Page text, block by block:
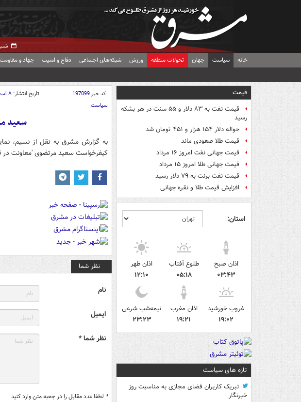
شنبه ۱۷
خانه سیاست جهان تحولات منطقه ورزش شبکه‌های اجتماعی دفاع و امنیت جهاد و مقاومت
قیمت
قیمت نفت به ۸۳ دلار و ۵۵ سنت در هر بشکه
رسید
حواله دلار ۱۵۴ هزار و ۴۵۱ تومان شد
قیمت طلا صعودی ماند
قیمت جهانی نفت امروز ۱۶ مرداد
قیمت جهانی طلا امروز ۱۵ مرداد
قیمت نفت برنت به ۷۹ دلار رسید
افزایش قیمت طلا و نقره جهانی
استان:
اذان صبح
۰۳:۴۳
طلوع آفتاب
۰۵:۱۸
اذان ظهر
۱۲:۱۰
غروب خورشید
۱۹:۰۲
اذان مغرب
۱۹:۲۱
نیمه‌شب شرعی
۲۳:۲۳
تازه های سیاست
تبریک کاربران فضای مجازی به مناسبت روز
خبرنگار
کد خبر197099 تاریخ انتشار: ۸ اسفند ۱۳۹۱ - ۱۳:۵۳
سیاست
سعید
به گزارش مشرق به نقل از نسیم،
کیفرخواست سعید مرتضوی 'معاونت در
نظر شما
نام
ایمیل
نظر شما *
* لطفا عدد مقابل را در جعبه متن وارد کنید